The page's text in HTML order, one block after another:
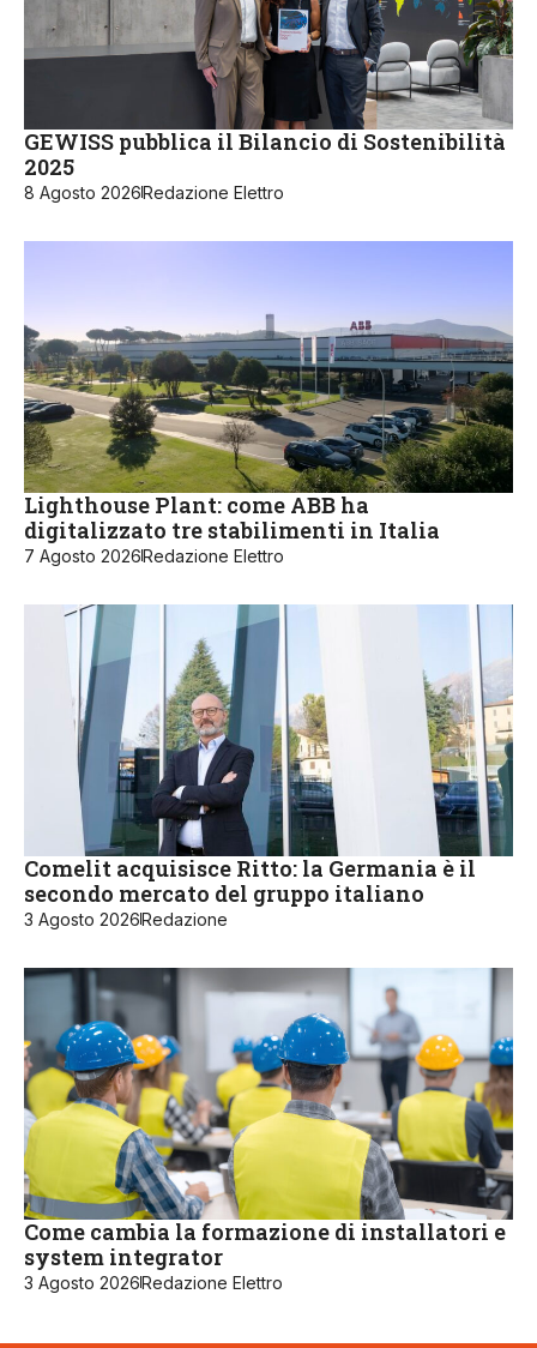
GEWISS pubblica il Bilancio di Sostenibilità
2025
8 Agosto 2026Redazione Elettro
Lighthouse Plant: come ABB ha
digitalizzato tre stabilimenti in Italia
7 Agosto 2026Redazione Elettro
Comelit acquisisce Ritto: la Germania è il
secondo mercato del gruppo italiano
3 Agosto 2026Redazione
Come cambia la formazione di installatori e
system integrator
3 Agosto 2026Redazione Elettro